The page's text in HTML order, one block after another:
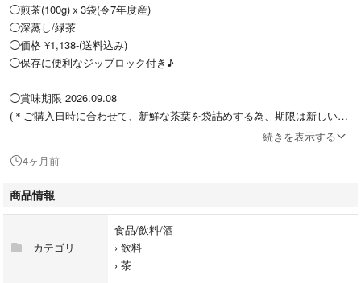
◯煎茶(100g)ｘ3袋(令7年度産)
◯深蒸し/緑茶
◯価格 ¥1,138-(送料込み)
◯保存に便利なジップロック付き♪
◯賞味期限 2026.09.08
(＊ご購入日時に合わせて、新鮮な茶葉を袋詰めする為、期限は新しいも
#互繁園の狭山茶セット商品一覧はこちら
↑こちらよりご覧になれます☆
⭐️代々引き継がれたこだわりの味と『毎日飲めるいつもより美味しいお
茶』を目指し皆さまにご満足いただけるよう新鮮なお茶をお届けしていま
す☆代々続く互繁園の味を是非お楽しみください♪
続きを表示する
4ヶ月前
商品情報
カテゴリ
食品/飲料/酒
› 飲料
› 茶